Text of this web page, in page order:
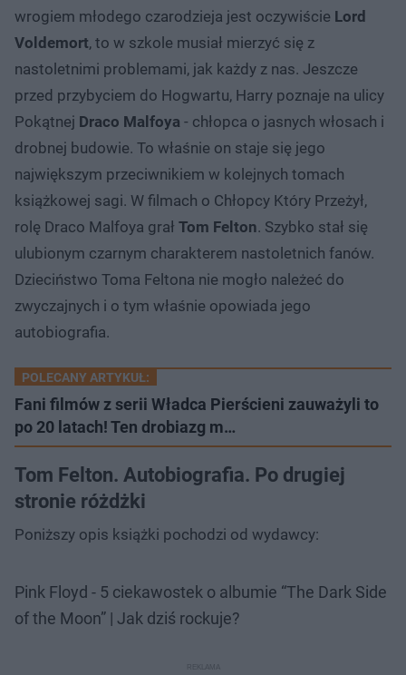
wrogiem młodego czarodzieja jest oczywiście Lord
Voldemort, to w szkole musiał mierzyć się z
nastoletnimi problemami, jak każdy z nas. Jeszcze
przed przybyciem do Hogwartu, Harry poznaje na ulicy
Pokątnej Draco Malfoya - chłopca o jasnych włosach i
drobnej budowie. To właśnie on staje się jego
największym przeciwnikiem w kolejnych tomach
książkowej sagi. W filmach o Chłopcy Który Przeżył,
rolę Draco Malfoya grał Tom Felton. Szybko stał się
ulubionym czarnym charakterem nastoletnich fanów.
Dzieciństwo Toma Feltona nie mogło należeć do
zwyczajnych i o tym właśnie opowiada jego
autobiografia.
POLECANY ARTYKUŁ:
Fani filmów z serii Władca Pierścieni zauważyli to
po 20 latach! Ten drobiazg m…
Tom Felton. Autobiografia. Po drugiej
stronie różdżki
Poniższy opis książki pochodzi od wydawcy:
Pink Floyd - 5 ciekawostek o albumie “The Dark Side
of the Moon” | Jak dziś rockuje?